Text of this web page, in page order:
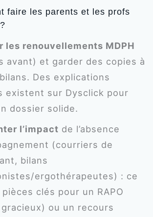
faire les parents et les profs
les renouvellements MDPH
avant) et garder des copies à
Des explications
existent sur Dysclick pour
dossier solide.
l’impact de l’absence
(courriers de
bilans
ergothérapeutes) : ce
clés pour un RAPO
ou un recours